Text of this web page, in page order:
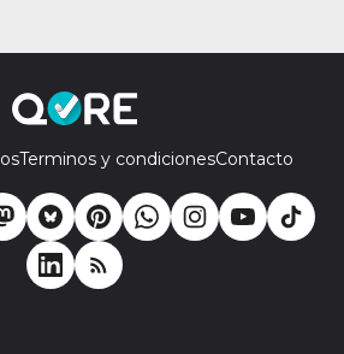
Terminos y condicionesContacto